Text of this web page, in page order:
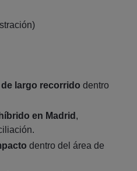
largo recorrido dentro
en Madrid ,
dentro del área de